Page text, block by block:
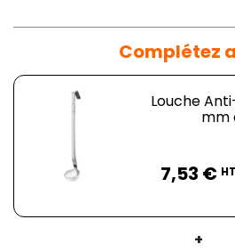
Complétez
Louche
mm
7,53 € HT
+